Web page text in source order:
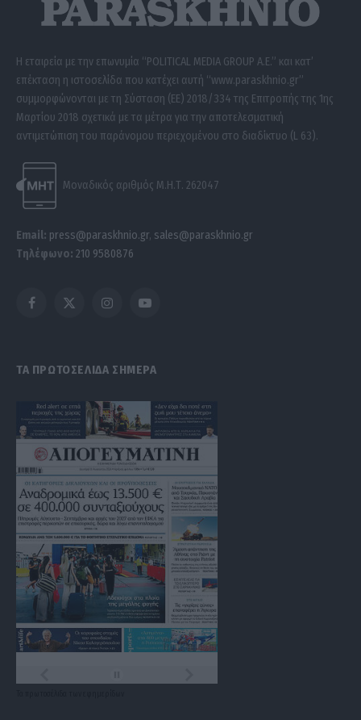
Η εταιρεία με την επωνυμία “POLITICAL MEDIA GROUP A.E.” και κατ’
επέκταση η ιστοσελίδα που κατέχει αυτή “www.paraskhnio.gr”
συμμορφώνονται με τη Σύσταση (ΕΕ) 2018/334 της Επιτροπής της 1ης
Μαρτίου 2018 σχετικά με τα μέτρα για την αποτελεσματική
αντιμετώπιση του παράνομου περιεχομένου στο διαδίκτυο (L 63).
Μοναδικός αριθμός Μ.Η.Τ. 262047
Email: press@paraskhnio.gr, sales@paraskhnio.gr
Τηλέφωνο: 210 9580876
Facebook
X
InstagramYouTube
ΤΑ ΠΡΩΤΟΣΕΛΙΔΑ ΣΗΜΕΡΑ